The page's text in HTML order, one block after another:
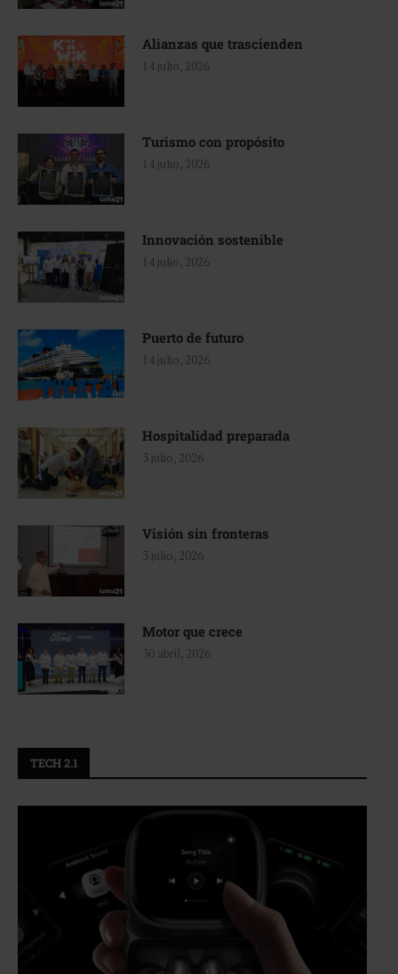
Alianzas que trascienden
14 julio, 2026
Turismo con propósito
14 julio, 2026
Innovación sostenible
14 julio, 2026
Puerto de futuro
14 julio, 2026
Hospitalidad preparada
3 julio, 2026
Visión sin fronteras
3 julio, 2026
Motor que crece
30 abril, 2026
TECH 2.1